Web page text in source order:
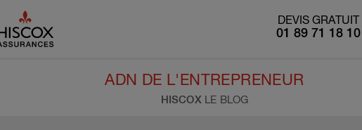
DEVIS GRATUIT
01 89 71 18 10
ADN DE L'ENTREPRENEUR
HISCOX LE BLOG